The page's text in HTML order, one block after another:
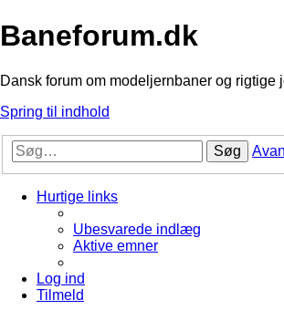
Baneforum.dk
Dansk forum om modeljernbaner og rigtige
Spring til indhold
Søg
Hurtige links
Ubesvarede indlæg
Aktive emner
Log ind
Tilmeld